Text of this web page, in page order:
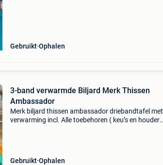
Gebruikt Ophalen
3-band verwarmde Biljard Merk Thissen
Ambassador
Merk biljard thissen ambassador driebandtafel met
verwarming incl. Alle toebehoren ( keu’s en houder
Gebruikt Ophalen